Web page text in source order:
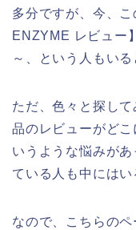
多分ですが、今、
ENZYME レビュー
～、という人もいる
ただ、色々と探し
品のレビューがど
いうような悩みが
ている人も中にはい
なので、こちらの